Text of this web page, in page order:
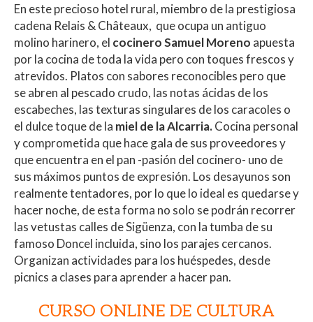
En este precioso hotel rural, miembro de la prestigiosa
cadena Relais & Châteaux, que ocupa un antiguo
molino harinero, el cocinero Samuel Moreno apuesta
por la cocina de toda la vida pero con toques frescos y
atrevidos. Platos con sabores reconocibles pero que
se abren al pescado crudo, las notas ácidas de los
escabeches, las texturas singulares de los caracoles o
el dulce toque de la miel de la Alcarria.Cocina personal
y comprometida que hace gala de sus proveedores y
que encuentra en el pan -pasión del cocinero- uno de
sus máximos puntos de expresión. Los desayunos son
realmente tentadores, por lo que lo ideal es quedarse y
hacer noche, de esta forma no solo se podrán recorrer
las vetustas calles de Sigüenza, con la tumba de su
famoso Doncel incluida, sino los parajes cercanos.
Organizan actividades para los huéspedes, desde
picnics a clases para aprender a hacer pan.
CURSO ONLINE DE CULTURA